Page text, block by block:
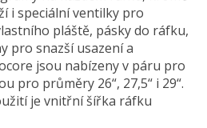
i speciální ventilky pro
pláště, pásky do ráfku,
pro snazší usazení a
jsou nabízeny v páru pro
pro průměry 26“, 27,5“ i 29“.
je vnitřní šířka ráfku